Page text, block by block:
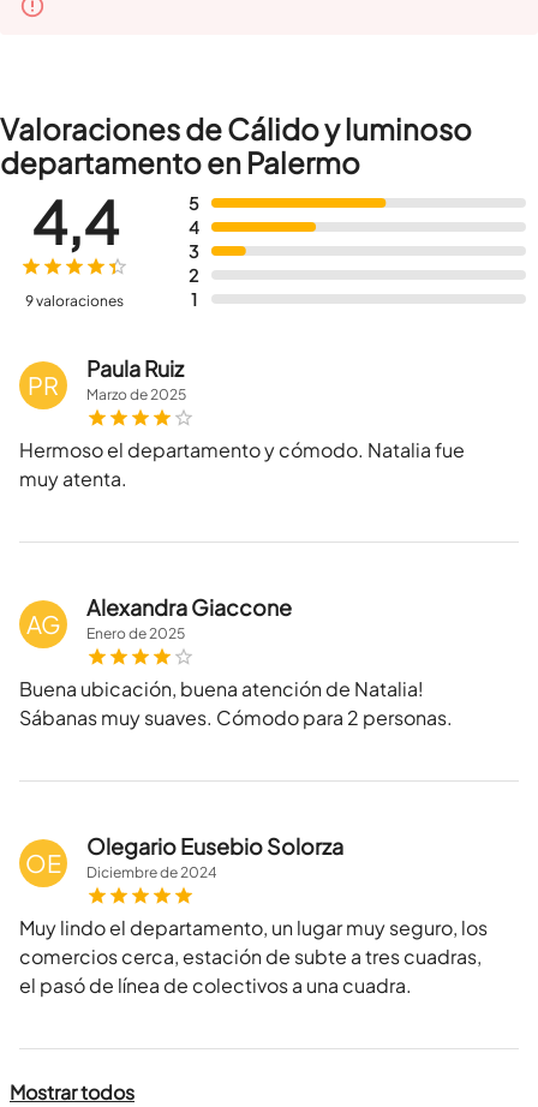
Valoraciones de Cálido y luminoso
departamento en Palermo
5
4
3
2
1
4,4
9 valoraciones
PR
Paula Ruiz
Marzode2025
Hermoso el departamento y cómodo. Natalia fue
muy atenta.
AG
Alexandra Giaccone
Enerode2025
Buena ubicación, buena atención de Natalia!
Sábanas muy suaves. Cómodo para 2 personas.
OE
Olegario Eusebio Solorza
Diciembrede2024
Muy lindo el departamento, un lugar muy seguro, los
comercios cerca, estación de subte a tres cuadras,
el pasó de línea de colectivos a una cuadra.
Mostrar todos